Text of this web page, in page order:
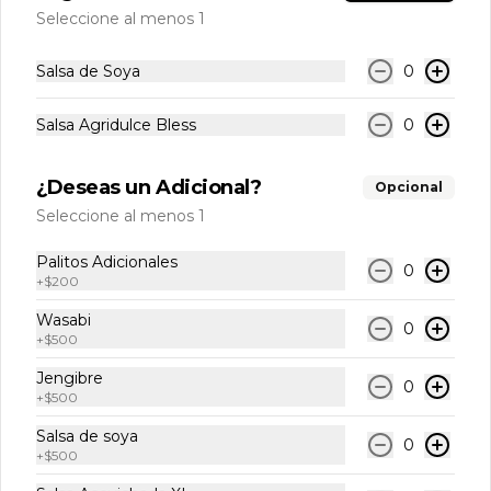
Ceviche Mediano
cilantro fresco y leche de tigre. Ideal
cilantro fresco y leche de tigre. Ideal
Hosomaki Rolls
Hosomaki Atún
Seleccione al menos 1
Salsa de Soya 0
Salsa Agridulce Bless 0
¿Deseas un Adicional? Opcional
Seleccione al menos 1
Palitos Adicionales
+$200
0
Wasabi
+$500
0
Jengibre
+$500
0
Salsa de soya
+$500
0